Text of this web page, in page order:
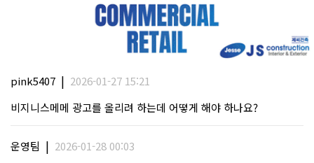
pink5407 | 2026-01-27 15:21
비지니스메메 광고를 올리려 하는데 어뗳게 해야 하나요?
운영팀 | 2026-01-28 00:03